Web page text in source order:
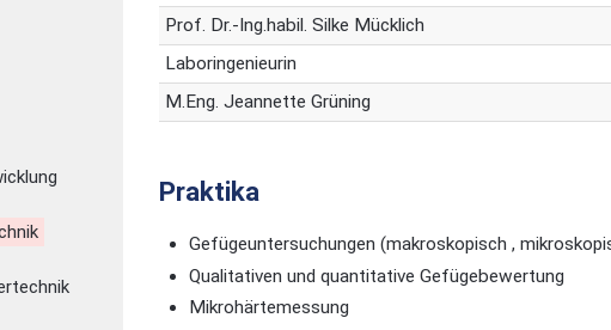
Prof. Dr.-Ing.habil. Silke Mücklich
Laboringenieurin
M.Eng. Jeannette Grüning
Praktika
Gefügeuntersuchungen (makroskopisch ,
Qualitativen und quantitative Gefügebewertung
Mikrohärtemessung